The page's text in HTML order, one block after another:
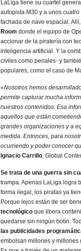
LaLiga tiene su cuartel
autopista M30 y a unos
fachada de nave espacial.
Room donde el equipo de
accionar de la piratería con
inteligencia artificial. Y la
civiles como penales- y
populares, como el caso de
«Nosotros hemos
permite capturar mucha
nuestros contenidos. Esa
aquellos que están
grandes organizaciones y a
medida. Entonces, para
ocurriendo y poder conocer
Ignacio Carrillo, Global
Se trata de una guerra sin
trampa. Apenas LaLiga logra
forma ilegal, los piratas ya
Porque lejos están de ser
tecnológico que libera
quedarse sin ningún botín.
las publicidades
embolsan millones y millones